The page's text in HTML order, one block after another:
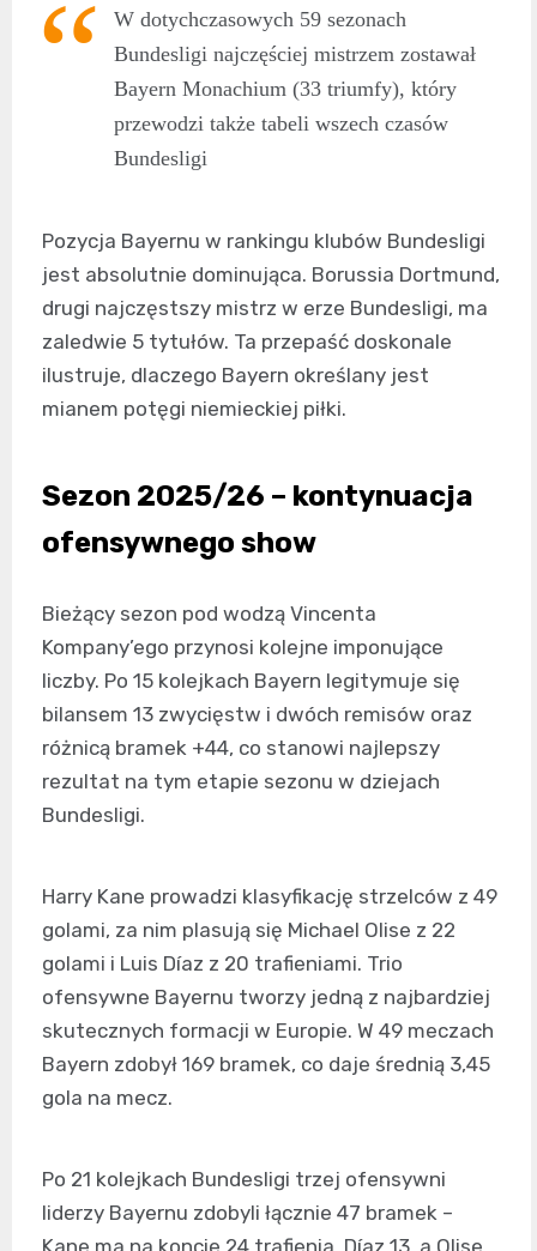
W dotychczasowych 59 sezonach
Bundesligi najczęściej mistrzem zostawał
Bayern Monachium (33 triumfy), który
przewodzi także tabeli wszech czasów
Bundesligi
Pozycja Bayernu w rankingu klubów Bundesligi
jest absolutnie dominująca. Borussia Dortmund,
drugi najczęstszy mistrz w erze Bundesligi, ma
zaledwie 5 tytułów. Ta przepaść doskonale
ilustruje, dlaczego Bayern określany jest
mianem potęgi niemieckiej piłki.
Sezon 2025/26 – kontynuacja
ofensywnego show
Bieżący sezon pod wodzą Vincenta
Kompany’ego przynosi kolejne imponujące
liczby. Po 15 kolejkach Bayern legitymuje się
bilansem 13 zwycięstw i dwóch remisów oraz
różnicą bramek +44, co stanowi najlepszy
rezultat na tym etapie sezonu w dziejach
Bundesligi.
Harry Kane prowadzi klasyfikację strzelców z 49
golami, za nim plasują się Michael Olise z 22
golami i Luis Díaz z 20 trafieniami. Trio
ofensywne Bayernu tworzy jedną z najbardziej
skutecznych formacji w Europie. W 49 meczach
Bayern zdobył 169 bramek, co daje średnią 3,45
gola na mecz.
Po 21 kolejkach Bundesligi trzej ofensywni
liderzy Bayernu zdobyli łącznie 47 bramek –
Kane ma na koncie 24 trafienia, Díaz 13, a Olise